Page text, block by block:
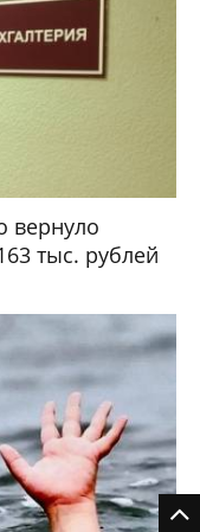
вернуло
тыс. рублей